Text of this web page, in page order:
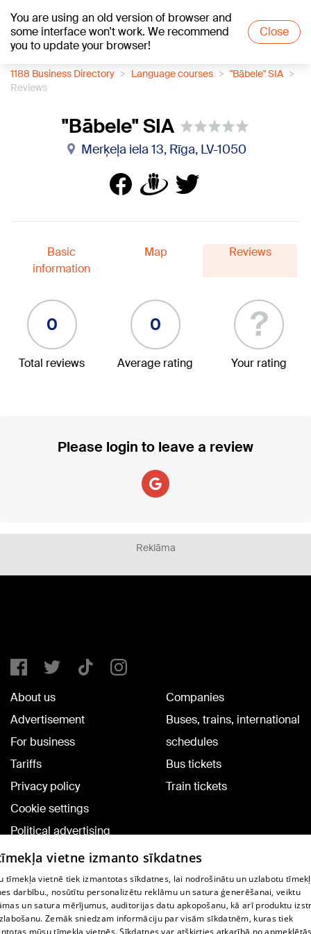
You are using an old version of browser and
some interface won't work. We recommend
you to update your browser!
Close
+15°C
1188 Business Directory Language courses
"Bābele" SIA
Reviews
"Bābele" SIA
Merķeļa iela 13, Rīga, LV-1050
Basic
information
Map Reviews
0
Total reviews
0
Average rating
?
Your rating
Please login to leave a review
Reklāma
About us
Advertisement
For business
Tariffs
Privacy policy
Cookie settings
Political advertising
Cookie policy
Commenting terms
Companies
Buses, trains, international
schedules
Bus tickets
Train tickets
TV program
Contract rules
vietne izmanto sīkdatnes
tīmekļa vietnē tiek izmantotas sīkdatnes, lai nodrošinātu un uzlabotu
darbību., nosūtītu personalizētu reklāmu un satura ģenerēšanai, veiktu
un satura mērījumus, auditorijas datu apkopošanu, kā arī produktu
Zemāk sniedzam informāciju par visām sīkdatnēm, kuras tiek
mūsu tīmekļa vietnēs. Sīkdatnes var atšķirties atkarībā no